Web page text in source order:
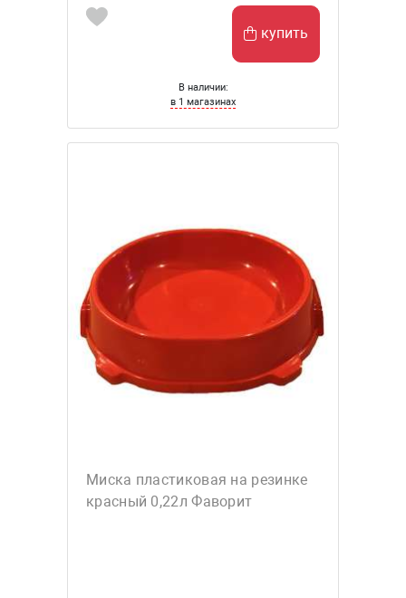
купить
В наличии:
в 1 магазинах
Миска пластиковая на резинке
красный 0,22л Фаворит